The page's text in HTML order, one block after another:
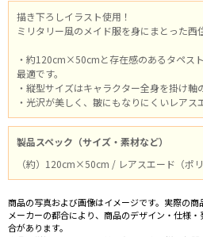
描き下ろしイラスト使用！
ミリタリー風のメイド服を身にまとった西
・約120cm×50cmと存在感のあるタペス
最適です。
・縦型サイズはキャラクター全身を掛け軸
・光沢が美しく、皺にもなりにくいレアス
製品スペック（サイズ・素材など）
（約）120cm×50cm / レアスエード（ポ
商品の写真および画像はイメージです。実際の商
メーカーの都合により、商品のデザイン・仕様
合があります。